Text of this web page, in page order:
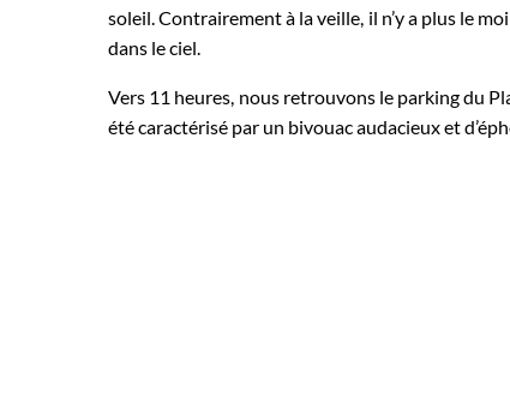
soleil. Contrairement à la veille, il n’y a plus le
dans le ciel.
Vers 11 heures, nous retrouvons le parking du
été caractérisé par un bivouac audacieux et